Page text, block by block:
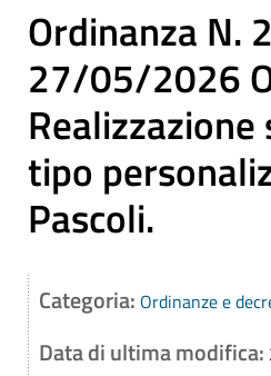
Ordinanza N.
27/05/2026
tipo
Pascoli.
Categoria: Ordinanze e
Data di ultima modifica: